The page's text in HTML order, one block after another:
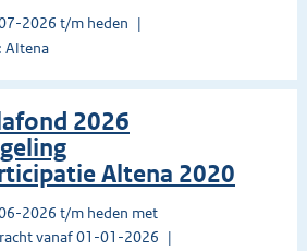
2026 t/m heden
Altena
2026
Altena 2020
2026 t/m heden met
vanaf 01-01-2026